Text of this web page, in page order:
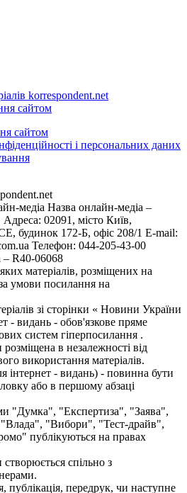
korrespondent.net
сайтом
сайтом
і персональних даних
медіа Назва онлайн-медіа –
02091, місто Київ,
172-Б, офіс 208/1 E-mail:
Телефон: 044-205-43-00
– R40-06068
матеріалів, розміщених на
умови посилання на
зі сторінки « Новини України
- видань - обов'язкове пряме
систем гіперпосилання .
в незалежності від
використання матеріалів.
інтернет - видань) - повинна бути
або в першому абзаці
"Думка", "Експертиза", "Заява",
"Вибори", "Тест-драйв",
публікуються на правах
спільно з
публікація, передрук, чи наступне